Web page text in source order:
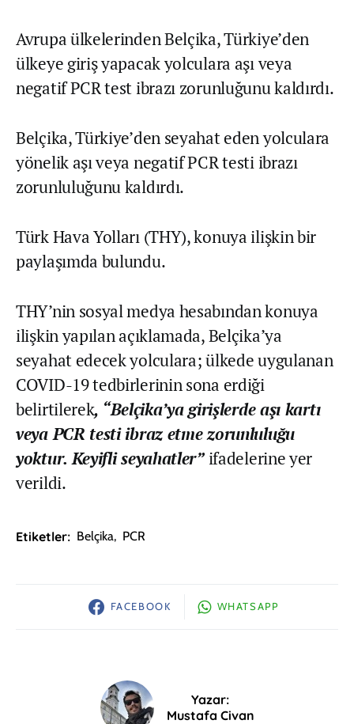
Avrupa ülkelerinden Belçika, Türkiye’den
ülkeye giriş yapacak yolculara aşı veya
negatif PCR test ibrazı zorunluğunu kaldırdı.
Belçika, Türkiye’den seyahat eden yolculara
yönelik aşı veya negatif PCR testi ibrazı
zorunluluğunu kaldırdı.
Türk Hava Yolları (THY), konuya ilişkin bir
paylaşımda bulundu.
THY’nin sosyal medya hesabından konuya
ilişkin yapılan açıklamada, Belçika’ya
seyahat edecek yolculara; ülkede uygulanan
COVID-19 tedbirlerinin sona erdiği
belirtilerek, “Belçika’ya girişlerde aşı kartı
veya PCR testi ibraz etme zorunluluğu
yoktur. Keyifli seyahatler”ifadelerine yer
verildi.
Etiketler: Belçika, PCR
FACEBOOK WHATSAPP
Yazar:
Mustafa Civan